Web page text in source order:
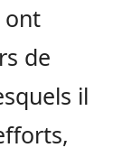
ont
de
il